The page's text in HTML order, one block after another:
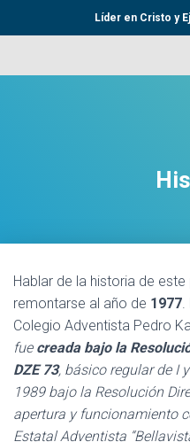
Líder en Cristo y
Hablar de la historia de
remontarse al año de 1977
Colegio Adventista Pedro
fue creada bajo la
DZE 73, básico regular de I
1989 bajo la Resolución
apertura y funcionamiento
Estatal Adventista